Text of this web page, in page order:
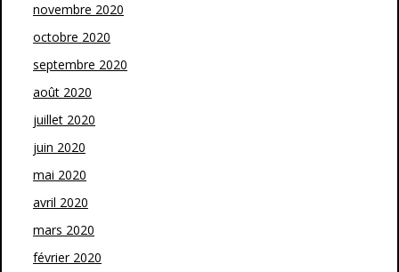
novembre 2020
octobre 2020
septembre 2020
août 2020
juillet 2020
juin 2020
mai 2020
avril 2020
mars 2020
février 2020